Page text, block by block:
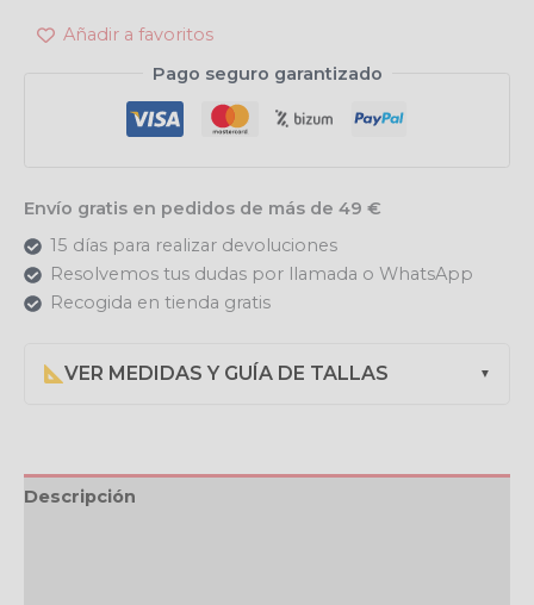
Añadir a favoritos
Pago seguro garantizado
Envío gratis en pedidos de más de 49 €
15 días para realizar devoluciones
Resolvemos tus dudas por llamada o WhatsApp
Recogida en tienda gratis
VER MEDIDAS Y GUÍA DE TALLAS ▼
Descripción